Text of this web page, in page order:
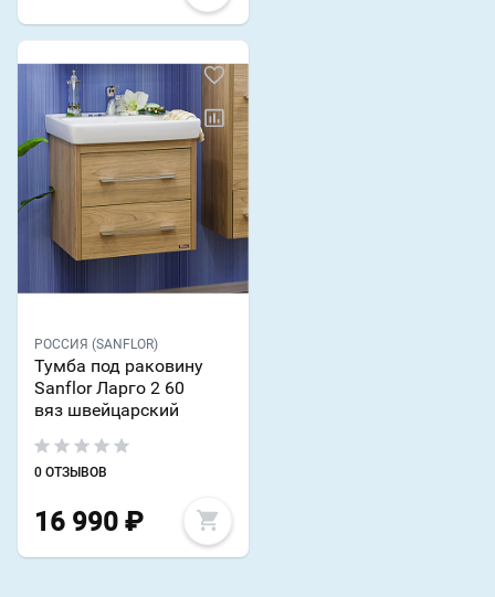
РОССИЯ (SANFLOR)
Тумба под раковину
Sanflor Ларго 2 60
вяз швейцарский
0 ОТЗЫВОВ
16 990 ₽